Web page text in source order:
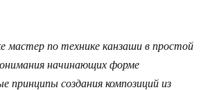
мастер по технике канзаши в простой
начинающих форме
принципы создания композиций из